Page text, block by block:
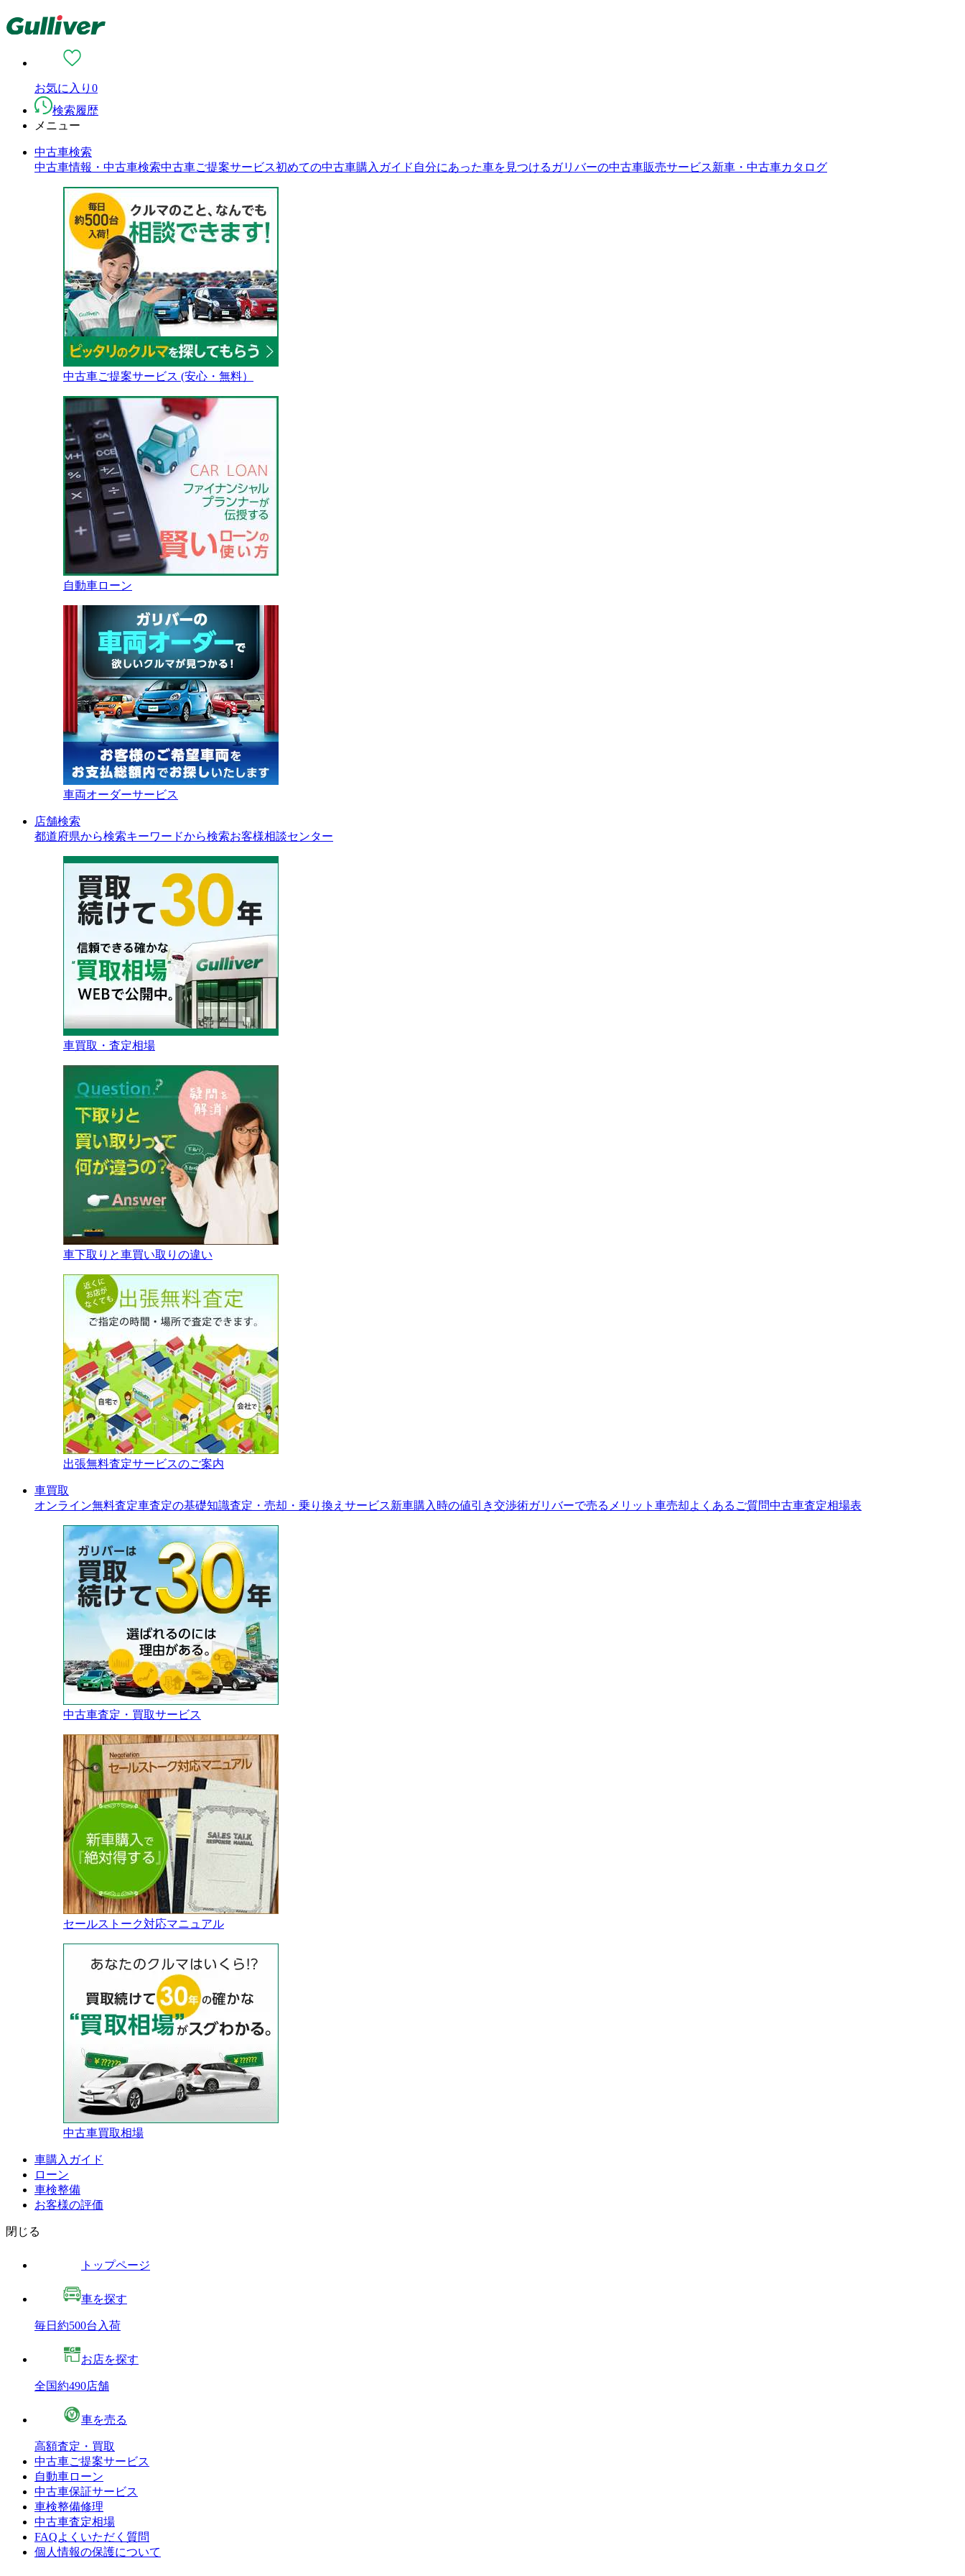
お気に入り 0
検索履歴
メニュー
中古車検索
中古車情報・中古車検索中古車ご提案サービス初めての中古車購入ガイド 自分にあった車を見つける ガリバーの中古車販売サービス新車・中古車カタログ
中古車ご提案サービス (安心・無料）
自動車ローン
車両オーダーサービス
店舗検索
都道府県から検索キーワードから検索お客様相談センター
車買取・査定相場
車下取りと車買い取りの違い
出張無料査定サービスのご案内
車買取
オンライン無料査定車査定の基礎知識査定・売却・乗り換えサービス新車購入時の値引き交渉術ガリバーで売るメリット 車売却よくあるご質問中古車査定相場表
中古車査定・買取サービス
セールストーク対応マニュアル
中古車買取相場
車購入ガイド
ローン
車検整備
お客様の評価
閉じる
トップページ
車を探す
毎日約500台入荷
お店を探す
全国約490店舗
車を売る
高額査定・買取
中古車ご提案サービス
自動車ローン
中古車保証サービス
車検整備修理
中古車査定相場
FAQよくいただく質問
個人情報の保護について